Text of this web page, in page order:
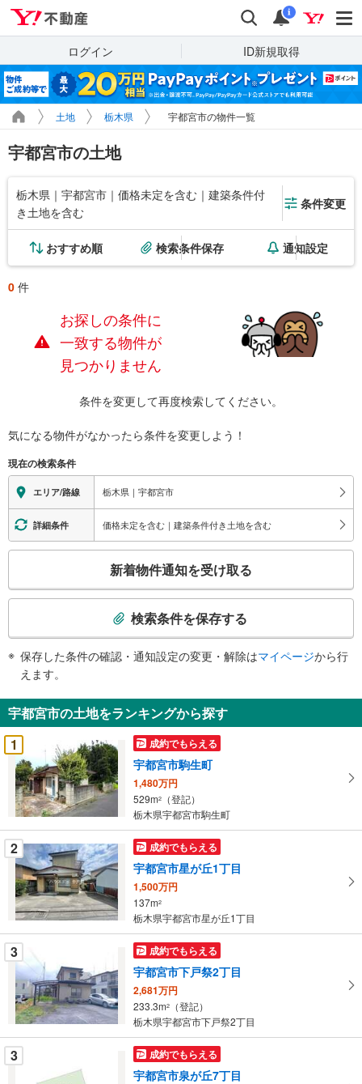
検索 通知
i
ログイン ID新規取得
土地 栃木県 宇都宮市の物件一覧
宇都宮市の土地
栃木県｜宇都宮市｜価格未定を含む｜建築条件付
き土地を含む
条件変更
おすすめ順 検索条件保存 通知設定
0 件
お探しの条件に
一致する物件が
見つかりません
条件を変更して再度検索してください。
気になる物件がなかったら条件を変更しよう！
現在の検索条件
エリア/路線 栃木県｜宇都宮市
詳細条件 価格未定を含む｜建築条件付き土地を含む
検
知
を
受
け
取
る
・
件
を
マ
イ
ペ
ー
ジ
に
保
存
す
る
新着物件通知を受け取る
検索条件を保存する
保存した条件の確認・通知設定の変更・解除はマイページから行
えます。
宇都宮市の土地をランキングから探す
1
成約でもらえる
宇都宮市駒生町
1,480万円
529m2
（登記）
栃木県宇都宮市駒生町
2 成約でもらえる
宇都宮市星が丘1丁目
1,500万円
137m2
栃木県宇都宮市星が丘1丁目
3 成約でもらえる
宇都宮市下戸祭2丁目
2,681万円
233.3m2
（登記）
栃木県宇都宮市下戸祭2丁目
3 成約でもらえる
宇都宮市泉が丘7丁目